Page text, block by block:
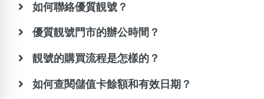
如何聯絡優質靚號？
優質靚號門市的辦公時間？
靚號的購買流程是怎樣的？
如何查閱儲值卡餘額和有效日期？